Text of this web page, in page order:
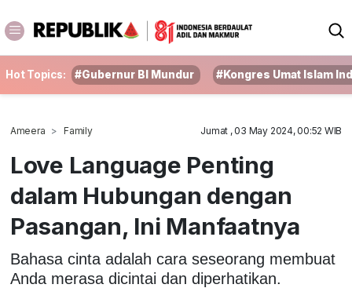
Hot Topics: #Gubernur BI Mundur #Kongres Umat Islam
Ameera Family Jumat , 03 May 2024, 00:52 WIB
Love Language Penting
dalam Hubungan dengan
Pasangan, Ini Manfaatnya
Bahasa cinta adalah cara seseorang membuat
Anda merasa dicintai dan diperhatikan.